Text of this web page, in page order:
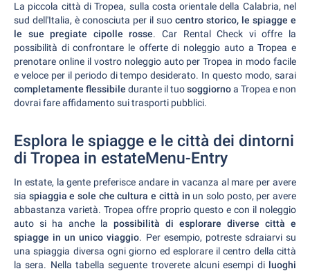
La piccola città di Tropea, sulla costa orientale della Calabria, nel
sud dell'Italia, è conosciuta per il suo centro storico, le spiagge e
le sue pregiate cipolle rosse. Car Rental Check vi offre la
possibilità di confrontare le offerte di noleggio auto a Tropea e
prenotare online il vostro noleggio auto per Tropea in modo facile
e veloce per il periodo di tempo desiderato. In questo modo, sarai
completamente flessibile durante il tuosoggiornoa Tropea e non
dovrai fare affidamento sui trasporti pubblici.
Esplora le spiagge e le città dei dintorni
di Tropea in estateMenu-Entry
In estate, la gente preferisce andare in vacanza al mare per avere
sia spiaggia e sole che cultura e città in un solo posto, per avere
abbastanza varietà. Tropea offre proprio questo e con il noleggio
auto si ha anche la possibilità di esplorare diverse città e
spiagge in un unico viaggio. Per esempio, potreste sdraiarvi su
una spiaggia diversa ogni giorno ed esplorare il centro della città
la sera. Nella tabella seguente troverete alcuni esempi diluoghi